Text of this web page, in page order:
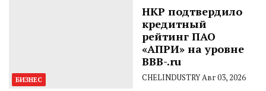
БИЗНЕС
НКР подтвердило
кредитный
рейтинг ПАО
«АПРИ» на уровне
BBB-.ru
CHELINDUSTRYАвг 03, 2026